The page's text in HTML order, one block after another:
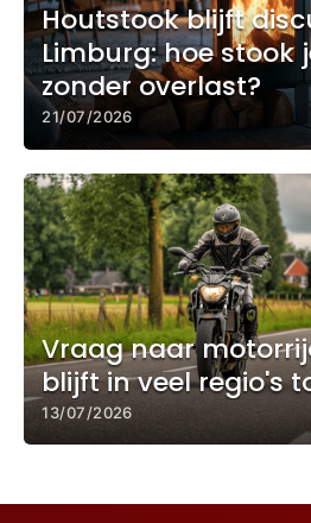
Houtstook blijft
Limburg: hoe stook
zonder overlast?
21/07/2026
Vraag naar
blijft in veel regio's
13/07/2026